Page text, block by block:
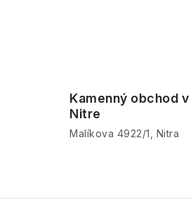
Kamenný obchod v
Nitre
Malíkova 4922/1, Nitra